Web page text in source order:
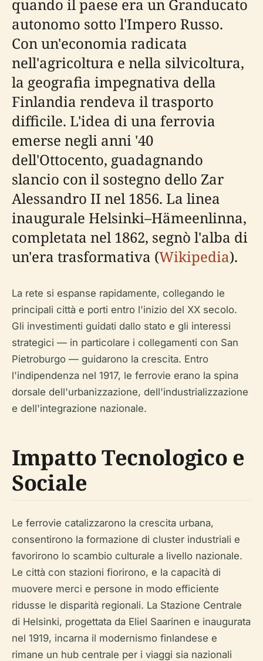
quando il paese era un Granducato
autonomo sotto l'Impero Russo.
Con un'economia radicata
nell'agricoltura e nella silvicoltura,
la geografia impegnativa della
Finlandia rendeva il trasporto
difficile. L'idea di una ferrovia
emerse negli anni '40
dell'Ottocento, guadagnando
slancio con il sostegno dello Zar
Alessandro II nel 1856. La linea
inaugurale Helsinki–Hämeenlinna,
completata nel 1862, segnò l'alba di
un'era trasformativa (Wikipedia).
La rete si espanse rapidamente, collegando le
principali città e porti entro l'inizio del XX secolo.
Gli investimenti guidati dallo stato e gli interessi
strategici — in particolare i collegamenti con San
Pietroburgo — guidarono la crescita. Entro
l'indipendenza nel 1917, le ferrovie erano la spina
dorsale dell'urbanizzazione, dell'industrializzazione
e dell'integrazione nazionale.
Impatto Tecnologico e
Sociale
Le ferrovie catalizzarono la crescita urbana,
consentirono la formazione di cluster industriali e
favorirono lo scambio culturale a livello nazionale.
Le città con stazioni fiorirono, e la capacità di
muovere merci e persone in modo efficiente
ridusse le disparità regionali. La Stazione Centrale
di Helsinki, progettata da Eliel Saarinen e inaugurata
nel 1919, incarna il modernismo finlandese e
rimane un hub centrale per i viaggi sia nazionali